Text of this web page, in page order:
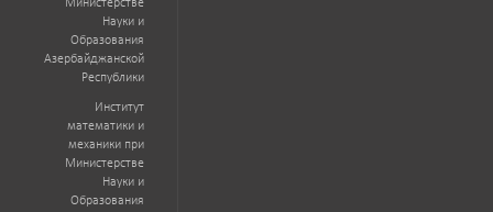
Министерстве
Науки и
Образования
Азербайджанской
Республики
Институт
математики и
механики при
Министерстве
Науки и
Образования